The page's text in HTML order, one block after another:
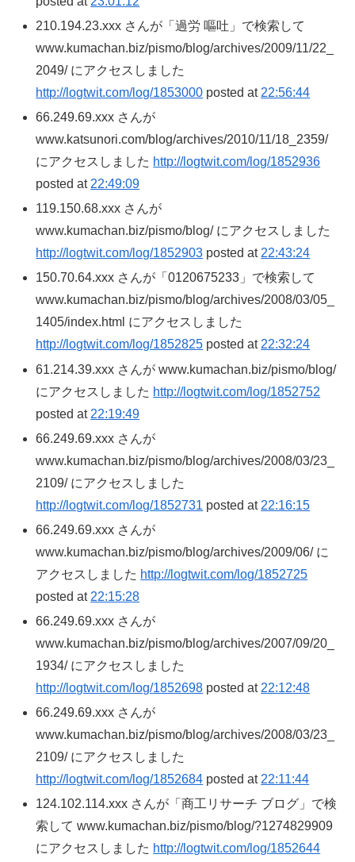
210.194.23.xxx さんが「過労 嘔吐」で検索して
www.kumachan.biz/pismo/blog/archives/2009/11/22_
2049/ にアクセスしました
http://logtwit.com/log/1853000 posted at 22:56:44
66.249.69.xxx さんが
www.katsunori.com/blog/archives/2010/11/18_2359/
にアクセスしました http://logtwit.com/log/1852936
posted at 22:49:09
119.150.68.xxx さんが
www.kumachan.biz/pismo/blog/ にアクセスしました
http://logtwit.com/log/1852903 posted at 22:43:24
150.70.64.xxx さんが「0120675233」で検索して
www.kumachan.biz/pismo/blog/archives/2008/03/05_
1405/index.html にアクセスしました
http://logtwit.com/log/1852825 posted at 22:32:24
61.214.39.xxx さんが www.kumachan.biz/pismo/blog/
にアクセスしました http://logtwit.com/log/1852752
posted at 22:19:49
66.249.69.xxx さんが
www.kumachan.biz/pismo/blog/archives/2008/03/23_
2109/ にアクセスしました
http://logtwit.com/log/1852731 posted at 22:16:15
66.249.69.xxx さんが
www.kumachan.biz/pismo/blog/archives/2009/06/ に
アクセスしました http://logtwit.com/log/1852725
posted at 22:15:28
66.249.69.xxx さんが
www.kumachan.biz/pismo/blog/archives/2007/09/20_
1934/ にアクセスしました
http://logtwit.com/log/1852698 posted at 22:12:48
66.249.69.xxx さんが
www.kumachan.biz/pismo/blog/archives/2008/03/23_
2109/ にアクセスしました
http://logtwit.com/log/1852684 posted at 22:11:44
124.102.114.xxx さんが「商工リサーチ ブログ」で検
索して www.kumachan.biz/pismo/blog/?1274829909
にアクセスしました http://logtwit.com/log/1852644